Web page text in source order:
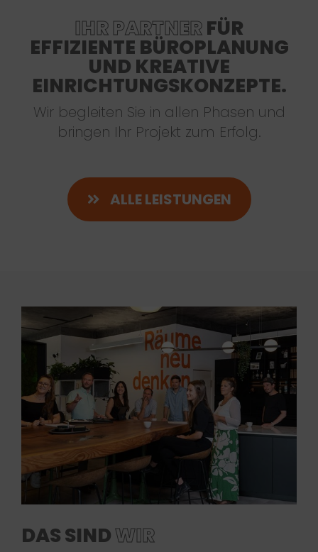
IHR PARTNERFÜR
EFFIZIENTE BÜROPLANUNG
UND KREATIVE
EINRICHTUNGSKONZEPTE.
Wir begleiten Sie in allen Phasen und
bringen Ihr Projekt zum Erfolg.
ALLE LEISTUNGEN
DAS SINDWIR